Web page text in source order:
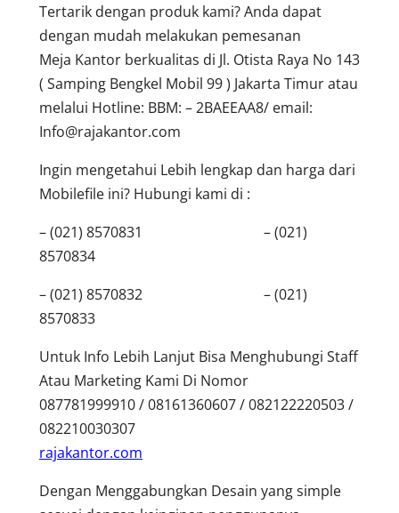
Tertarik dengan produk kami? Anda dapat
dengan mudah melakukan pemesanan
Meja Kantor berkualitas di Jl. Otista Raya No 143
( Samping Bengkel Mobil 99 ) Jakarta Timur atau
melalui Hotline: BBM: – 2BAEEAA8/ email:
Info@rajakantor.com
Ingin mengetahui Lebih lengkap dan harga dari
Mobilefile ini? Hubungi kami di :
– (021) 8570831 – (021)
8570834
– (021) 8570832 – (021)
8570833
Untuk Info Lebih Lanjut Bisa Menghubungi Staff
Atau Marketing Kami Di Nomor
087781999910 / 08161360607 / 082122220503 /
082210030307
rajakantor.com
Dengan Menggabungkan Desain yang simple